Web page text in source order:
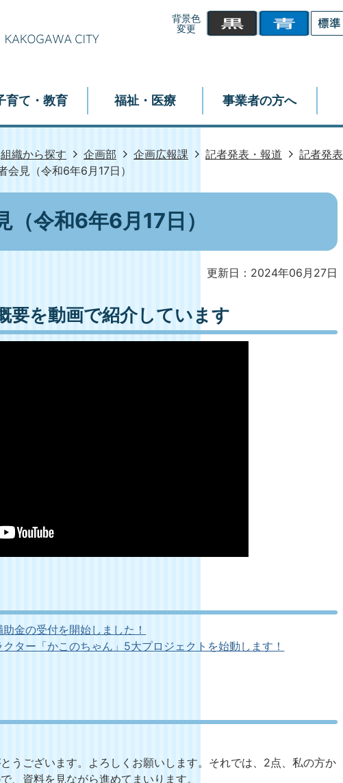
背景色
変更
育て・教育 福祉・医療 事業者の方へ
組織から探す 企画部 企画広報課 記者発表・報道 記者発表
会見（令和6年6月17日）
（令和6年6月17日）
更新日：2024年06月27日
要を動画で紹介しています
金の受付を開始しました！
ター「かこのちゃん」5大プロジェクトを始動します！
うございます。よろしくお願いします。それでは、2点、私の方か
、資料を見ながら進めてまいります。